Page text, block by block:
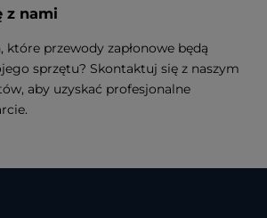
z nami
które przewody zapłonowe będą
sprzętu? Skontaktuj się z naszym
aby uzyskać profesjonalne